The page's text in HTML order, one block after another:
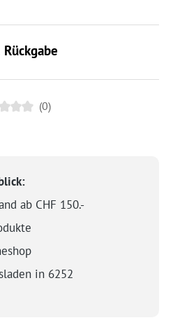
(0)
ab CHF 150.-
in 6252